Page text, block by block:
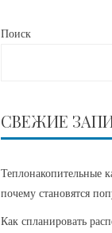
Поиск
СВЕЖИЕ
Теплонакопительные
почему становятся
Как спланировать